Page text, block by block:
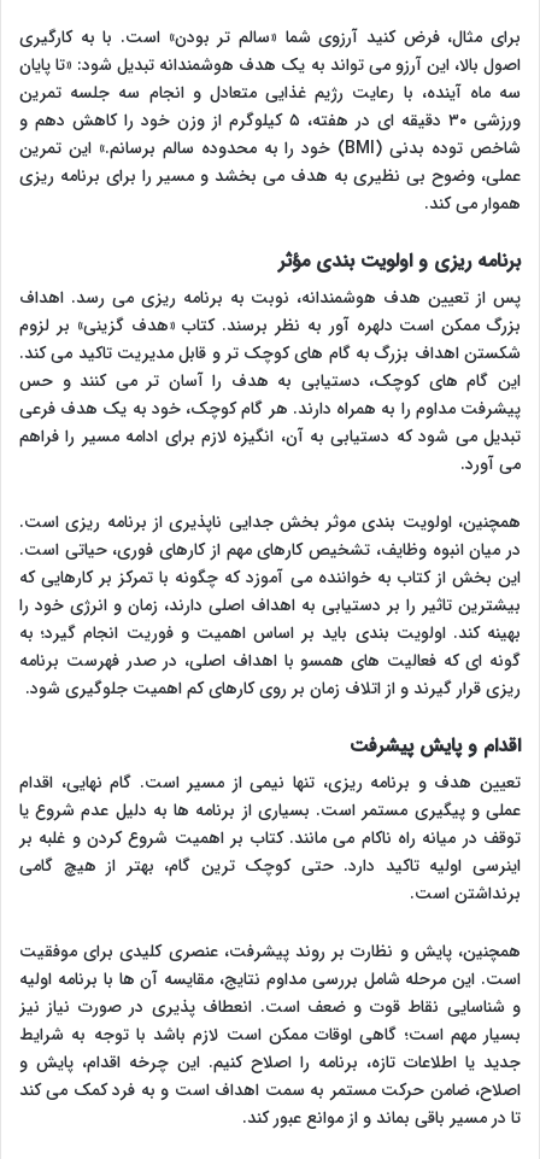
برای مثال، فرض کنید آرزوی شما «سالم تر بودن» است. با به کارگیری
اصول بالا، این آرزو می تواند به یک هدف هوشمندانه تبدیل شود: «تا پایان
سه ماه آینده، با رعایت رژیم غذایی متعادل و انجام سه جلسه تمرین
ورزشی ۳۰ دقیقه ای در هفته، ۵ کیلوگرم از وزن خود را کاهش دهم و
شاخص توده بدنی (BMI) خود را به محدوده سالم برسانم.» این تمرین
عملی، وضوح بی نظیری به هدف می بخشد و مسیر را برای برنامه ریزی
هموار می کند.
برنامه ریزی و اولویت بندی مؤثر
پس از تعیین هدف هوشمندانه، نوبت به برنامه ریزی می رسد. اهداف
بزرگ ممکن است دلهره آور به نظر برسند. کتاب «هدف گزینی» بر لزوم
شکستن اهداف بزرگ به گام های کوچک تر و قابل مدیریت تاکید می کند.
این گام های کوچک، دستیابی به هدف را آسان تر می کنند و حس
پیشرفت مداوم را به همراه دارند. هر گام کوچک، خود به یک هدف فرعی
تبدیل می شود که دستیابی به آن، انگیزه لازم برای ادامه مسیر را فراهم
می آورد.
همچنین، اولویت بندی موثر بخش جدایی ناپذیری از برنامه ریزی است.
در میان انبوه وظایف، تشخیص کارهای مهم از کارهای فوری، حیاتی است.
این بخش از کتاب به خواننده می آموزد که چگونه با تمرکز بر کارهایی که
بیشترین تاثیر را بر دستیابی به اهداف اصلی دارند، زمان و انرژی خود را
بهینه کند. اولویت بندی باید بر اساس اهمیت و فوریت انجام گیرد؛ به
گونه ای که فعالیت های همسو با اهداف اصلی، در صدر فهرست برنامه
ریزی قرار گیرند و از اتلاف زمان بر روی کارهای کم اهمیت جلوگیری شود.
اقدام و پایش پیشرفت
تعیین هدف و برنامه ریزی، تنها نیمی از مسیر است. گام نهایی، اقدام
عملی و پیگیری مستمر است. بسیاری از برنامه ها به دلیل عدم شروع یا
توقف در میانه راه ناکام می مانند. کتاب بر اهمیت شروع کردن و غلبه بر
اینرسی اولیه تاکید دارد. حتی کوچک ترین گام، بهتر از هیچ گامی
برنداشتن است.
همچنین، پایش و نظارت بر روند پیشرفت، عنصری کلیدی برای موفقیت
است. این مرحله شامل بررسی مداوم نتایج، مقایسه آن ها با برنامه اولیه
و شناسایی نقاط قوت و ضعف است. انعطاف پذیری در صورت نیاز نیز
بسیار مهم است؛ گاهی اوقات ممکن است لازم باشد با توجه به شرایط
جدید یا اطلاعات تازه، برنامه را اصلاح کنیم. این چرخه اقدام، پایش و
اصلاح، ضامن حرکت مستمر به سمت اهداف است و به فرد کمک می کند
تا در مسیر باقی بماند و از موانع عبور کند.